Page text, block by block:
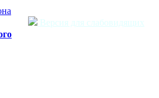
Версия для слабовидящих